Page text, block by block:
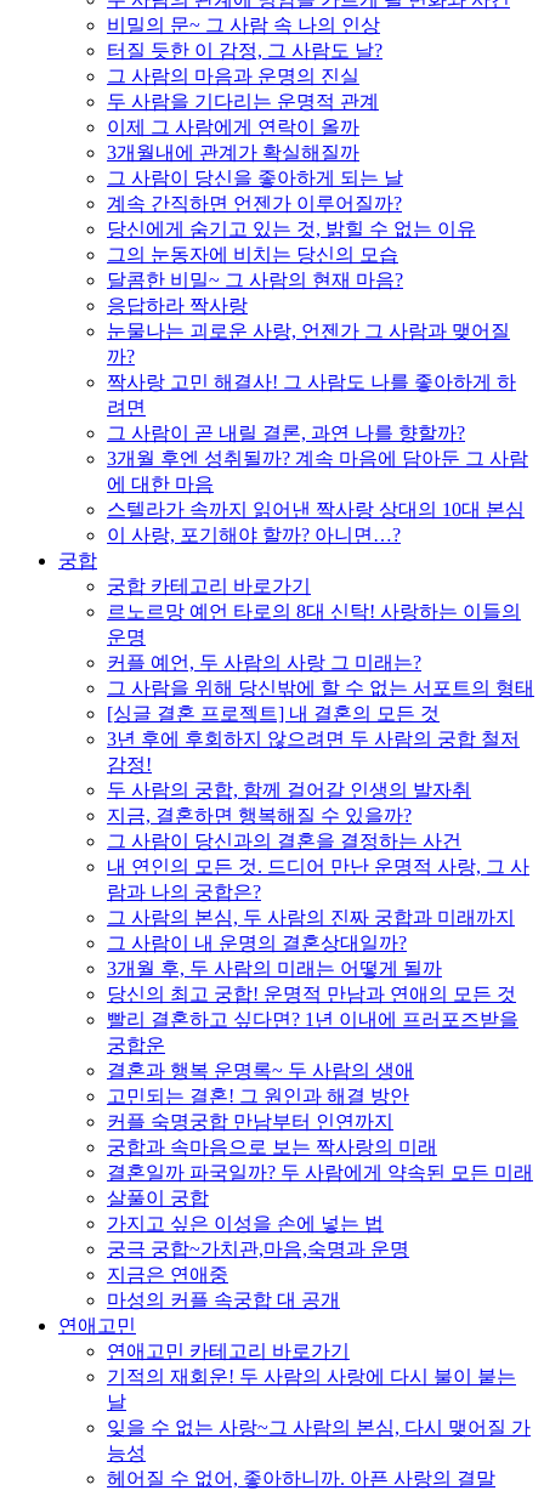
비밀의 문~ 그 사람 속 나의 인상
터질 듯한 이 감정, 그 사람도 날?
그 사람의 마음과 운명의 진실
두 사람을 기다리는 운명적 관계
이제 그 사람에게 연락이 올까
3개월내에 관계가 확실해질까
그 사람이 당신을 좋아하게 되는 날
계속 간직하면 언젠가 이루어질까?
당신에게 숨기고 있는 것, 밝힐 수 없는 이유
그의 눈동자에 비치는 당신의 모습
달콤한 비밀~ 그 사람의 현재 마음?
응답하라 짝사랑
눈물나는 괴로운 사랑, 언젠가 그 사람과 맺어질
까?
짝사랑 고민 해결사! 그 사람도 나를 좋아하게 하
려면
그 사람이 곧 내릴 결론, 과연 나를 향할까?
3개월 후엔 성취될까? 계속 마음에 담아둔 그 사람
에 대한 마음
스텔라가 속까지 읽어낸 짝사랑 상대의 10대 본심
이 사랑, 포기해야 할까? 아니면…?
궁합
궁합 카테고리 바로가기
르노르망 예언 타로의 8대 신탁! 사랑하는 이들의
운명
커플 예언, 두 사람의 사랑 그 미래는?
그 사람을 위해 당신밖에 할 수 없는 서포트의 형태
[싱글 결혼 프로젝트] 내 결혼의 모든 것
3년 후에 후회하지 않으려면 두 사람의 궁합 철저
감정!
두 사람의 궁합, 함께 걸어갈 인생의 발자취
지금, 결혼하면 행복해질 수 있을까?
그 사람이 당신과의 결혼을 결정하는 사건
내 연인의 모든 것. 드디어 만난 운명적 사랑, 그 사
람과 나의 궁합은?
그 사람의 본심, 두 사람의 진짜 궁합과 미래까지
그 사람이 내 운명의 결혼상대일까?
3개월 후, 두 사람의 미래는 어떻게 될까
당신의 최고 궁합! 운명적 만남과 연애의 모든 것
빨리 결혼하고 싶다면? 1년 이내에 프러포즈받을
궁합운
결혼과 행복 운명록~ 두 사람의 생애
고민되는 결혼! 그 원인과 해결 방안
커플 숙명궁합 만남부터 인연까지
궁합과 속마음으로 보는 짝사랑의 미래
결혼일까 파국일까? 두 사람에게 약속된 모든 미래
살풀이 궁합
가지고 싶은 이성을 손에 넣는 법
궁극 궁합~가치관,마음,숙명과 운명
지금은 연애중
마성의 커플 속궁합 대 공개
연애고민
연애고민 카테고리 바로가기
기적의 재회운! 두 사람의 사랑에 다시 불이 붙는
날
잊을 수 없는 사랑~그 사람의 본심, 다시 맺어질 가
능성
헤어질 수 없어, 좋아하니까. 아픈 사랑의 결말